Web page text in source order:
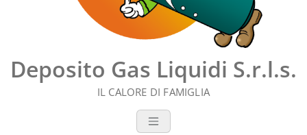
Deposito Gas Liquidi S.r.l.s.
IL CALORE DI FAMIGLIA